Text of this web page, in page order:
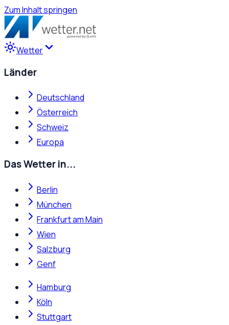
Zum Inhalt springen
Wetter
Länder
Deutschland
Österreich
Schweiz
Europa
Das Wetter in...
Berlin
München
Frankfurt am Main
Wien
Salzburg
Genf
Hamburg
Köln
Stuttgart